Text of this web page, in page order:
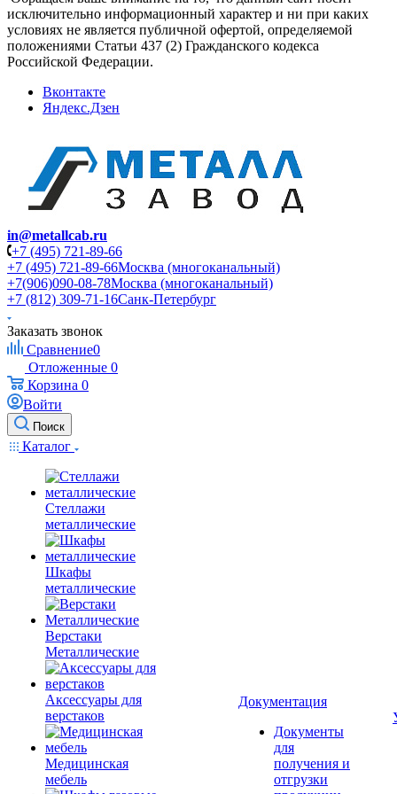
исключительно информационный характер и ни при каких
условиях не является публичной офертой, определяемой
положениями Статьи 437 (2) Гражданского кодекса
Российской Федерации.
Вконтакте
Яндекс.Дзен
in@metallcab.ru
+7 (495) 721-89-66
+7 (495) 721-89-66Москва (многоканальный)
+7(906)090-08-78Москва (многоканальный)
+7 (812) 309-71-16Санк-Петербург
Заказать звонок
Сравнение0
Отложенные 0
Корзина 0
Войти
Поиск
Каталог
Стеллажи
металлические
Шкафы
металлические
Верстаки
Металлические
Аксессуары для
верстаков
Медицинская
мебель
Документация
Документы
для
получения и
отгрузки